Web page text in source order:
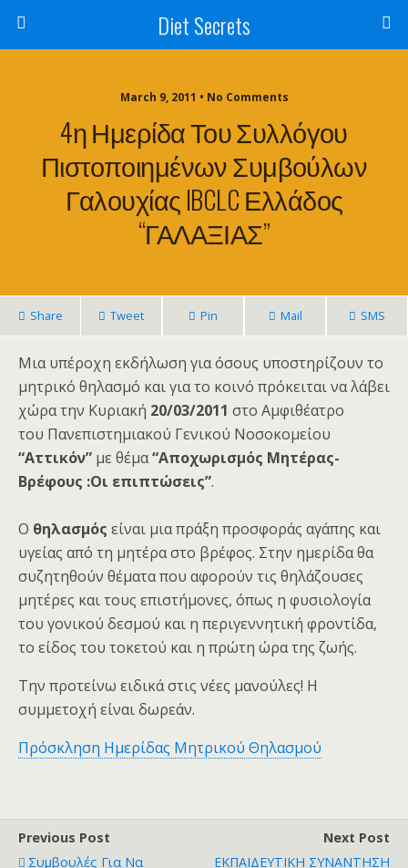
Diet Secrets
March 9, 2011 • No Comments
4η Ημερίδα Του Συλλόγου
Πιστοποιημένων Συμβούλων
Γαλουχίας IBCLC Ελλάδος
“ΓΑΛΑΞΙΑΣ”
Share Tweet Pin Mail SMS
Μια υπέροχη εκδήλωση για όσους υποστηρίζουν το
μητρικό θηλασμό και για το κοινό πρόκειται να λάβει
χώρα την Κυριακή 20/03/2011 στο Αμφιθέατρο
του Πανεπιστημιακού Γενικού Νοσοκομείου
“Αττικόν” με θέμα“Αποχωρισμός Μητέρας-
Βρέφους :Οι επιπτώσεις”.
Ο θηλασμός είναι μια πράξη προσφοράς αγάπης και
υγείας από τη μητέρα στο βρέφος. Στην ημερίδα θα
συζητηθούν θέματα που αφορούν τις θηλάζουσες
μητέρες και τους επιστήμονες, όπως η φυσιολογία
του γονικού δεσμού και η περιγεννητική φροντίδα,
το είδος του τοκετού και η πρώτη ώρα της ζωής.
Την προτείνω ειδικά στις νέες μανούλες! Η
συμμετοχή είναι δωρεάν.
Πρόσκληση Ημερίδας Μητρικού Θηλασμού
Previous Post
Συμβουλές Για Να
Next Post
ΕΚΠΑΙΔΕΥΤΙΚΗ ΣΥΝΑΝΤΗΣΗ